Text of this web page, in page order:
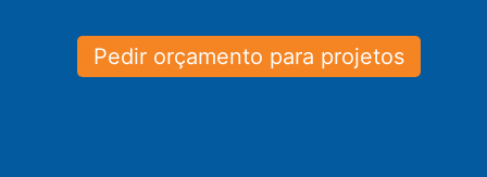
Pedir orçamento para projetos